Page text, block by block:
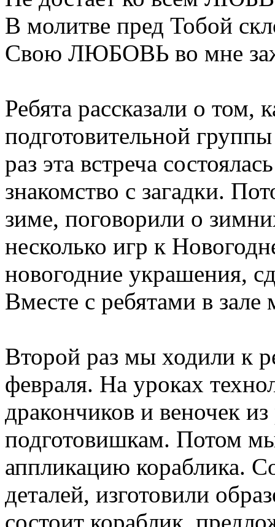
В молитве пред Тобой
Свою ЛЮБОВЬ во мне
Ребята рассказали о том,
подготовительной
раз эта встреча
знакомство с загадки.
зиме, поговорили о
несколько игр к
новогодние украшения,
Вместе с ребятами в
Второй раз мы ходили к
февраля. На уроках
дракончиков и веночек
подготовишкам. Потом
аппликацию кораблика.
деталей, изготовили